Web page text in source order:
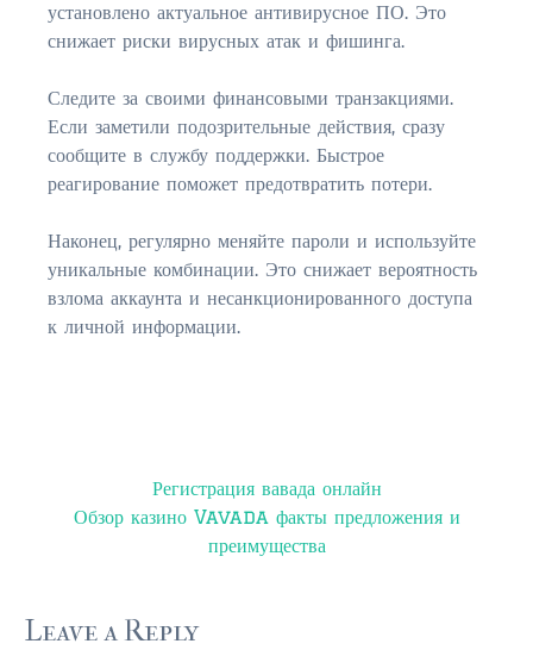
установлено актуальное антивирусное ПО. Это
снижает риски вирусных атак и фишинга.
Следите за своими финансовыми транзакциями.
Если заметили подозрительные действия, сразу
сообщите в службу поддержки. Быстрое
реагирование поможет предотвратить потери.
Наконец, регулярно меняйте пароли и используйте
уникальные комбинации. Это снижает вероятность
взлома аккаунта и несанкционированного доступа
к личной информации.
navigation
Регистрация вавада онлайн
Обзор казино Vavada факты предложения и
преимущества
Leave a Reply